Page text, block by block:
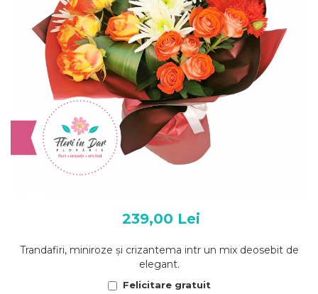
239,00 Lei
Trandafiri, miniroze și crizantema intr un mix deosebit de
elegant.
Felicitare gratuit